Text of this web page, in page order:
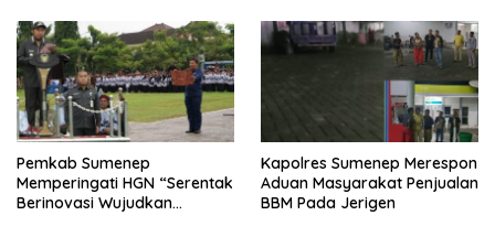
Pemkab Sumenep
Memperingati HGN “Serentak
Berinovasi Wujudkan
Kapolres Sumenep Merespon
Aduan Masyarakat Penjualan
BBM Pada Jerigen